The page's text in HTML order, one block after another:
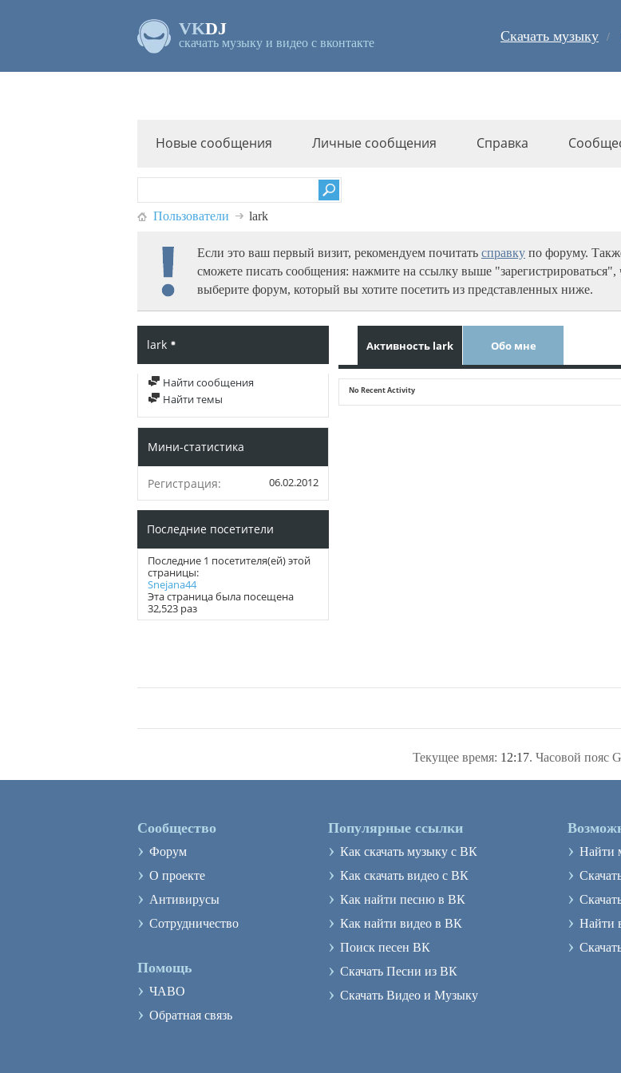
VKDJ
скачать музыку и видео с вконтакте Скачать музыку
Новые сообщения Личные сообщения Справка
Пользователи lark
Если это ваш первый визит, рекомендуем почитать справку по форуму.
сможете писать сообщения: нажмите на ссылку выше
выберите форум, который вы хотите посетить из представленных ниже.
lark
Найти сообщения
Найти темы
Мини-статистика
Регистрация 06.02.2012
Последние посетители
Последние 1 посетителя(ей) этой
страницы:
Snejana44
Эта страница была посещена
32,523 раз
Активность lark Обо мне
No Recent Activity
Текущее время: 12:17. Часовой пояс
Сообщество
› Форум
› О проекте
› Антивирусы
› Сотрудничество
Помощь
› ЧАВО
› Обратная связь
Популярные ссылки
› Как скачать музыку с ВК
› Как скачать видео с ВК
› Как найти песню в ВК
› Как найти видео в ВК
› Поиск песен ВК
› Скачать Песни из ВК
› Скачать Видео и Музыку
› Найти
›
›
› Найти
›